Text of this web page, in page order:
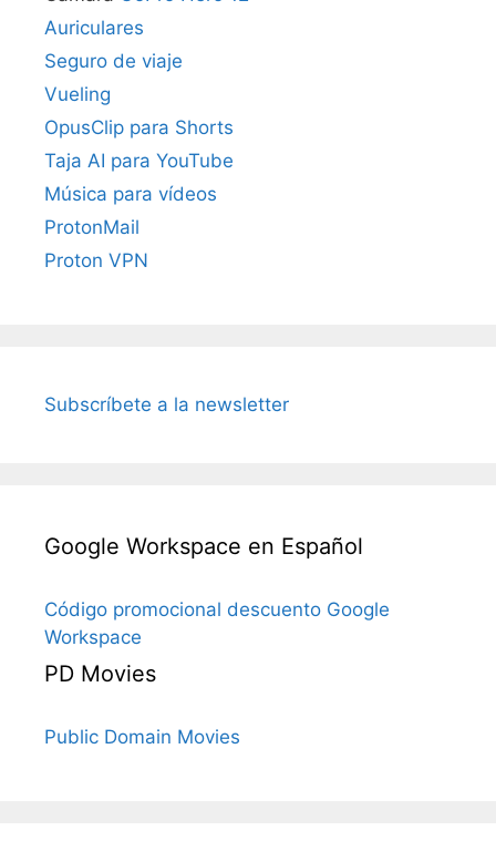
Auriculares
Seguro de viaje
Vueling
OpusClip para Shorts
Taja AI para YouTube
Música para vídeos
ProtonMail
Proton VPN
Subscríbete a la newsletter
Google Workspace en Español
Código promocional descuento Google
Workspace
PD Movies
Public Domain Movies